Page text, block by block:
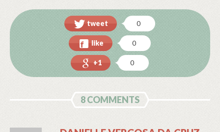
tweet 0
like 0
+1 0
8 COMMENTS